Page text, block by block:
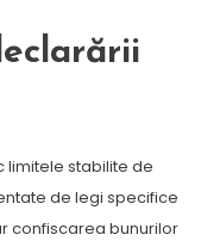
stabilite de
de legi specifice
confiscarea bunurilor